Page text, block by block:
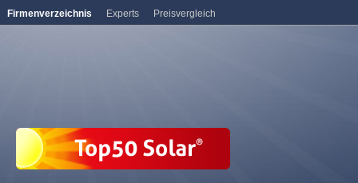
Firmenverzeichnis Experts Preisvergleich